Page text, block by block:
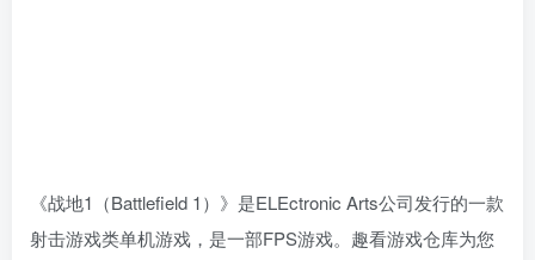
《战地1（Battlefield 1）》是ELEctronic Arts公司发行的一款
射击游戏类单机游戏，是一部FPS游戏。趣看游戏仓库为您